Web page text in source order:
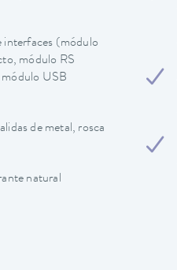
interfaces (módulo
módulo RS
USB
de metal, rosca
natural